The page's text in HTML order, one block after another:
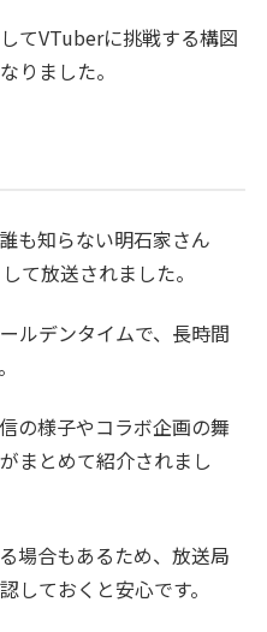
てVTuberに挑戦する構図
りました。
も知らない明石家さん
て放送されました。
ルデンタイムで、長時間
の様子やコラボ企画の舞
まとめて紹介されまし
場合もあるため、放送局
しておくと安心です。